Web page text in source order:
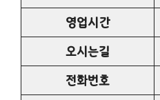
영업시간
오시는길
전화번호